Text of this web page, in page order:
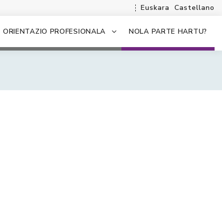
Euskara Castellano
ORIENTAZIO PROFESIONALA NOLA PARTE HARTU?